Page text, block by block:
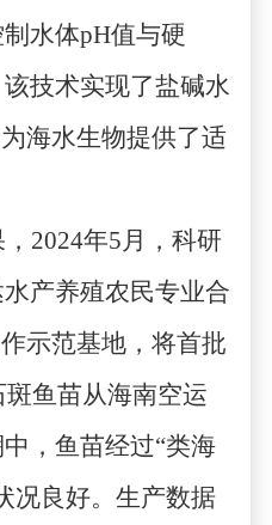
水体pH值与硬
技术实现了盐碱水
海水生物提供了适
2024年5月，科研
产养殖农民专业合
示范基地，将首批
鱼苗从海南空运
，鱼苗经过“类海
况良好。生产数据